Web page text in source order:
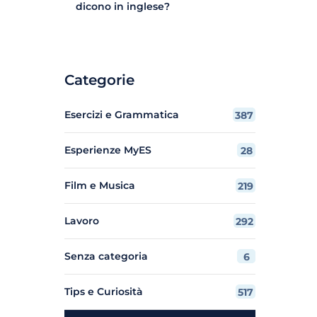
dicono in inglese?
Categorie
Esercizi e Grammatica 387
Esperienze MyES 28
Film e Musica 219
Lavoro 292
Senza categoria 6
Tips e Curiosità 517